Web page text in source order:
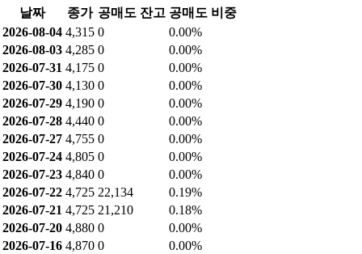
날짜 종가 공매도 잔고 공매도 비중
2026-08-04 4,315 0
0.00%
2026-08-03 4,285 0
0.00%
2026-07-31 4,175 0
0.00%
2026-07-30 4,130 0
0.00%
2026-07-29 4,190 0
0.00%
2026-07-28 4,440 0
0.00%
2026-07-27 4,755 0
0.00%
2026-07-24 4,805 0
0.00%
2026-07-23 4,840 0
0.00%
2026-07-22 4,725 22,134
0.19%
2026-07-21 4,725 21,210
0.18%
2026-07-20 4,880 0
0.00%
2026-07-16 4,870 0
0.00%